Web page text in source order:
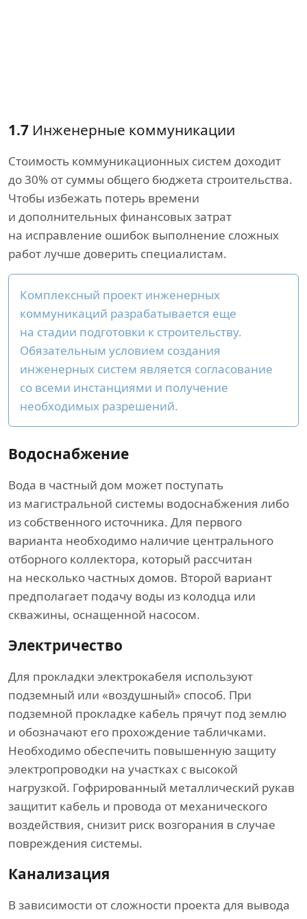
1.7 Инженерные коммуникации
Стоимость коммуникационных систем доходит
до 30% от суммы общего бюджета строительства.
Чтобы избежать потерь времени
и дополнительных финансовых затрат
на исправление ошибок выполнение сложных
работ лучше доверить специалистам.
Комплексный проект инженерных
коммуникаций разрабатывается еще
на стадии подготовки к строительству.
Обязательным условием создания
инженерных систем является согласование
со всеми инстанциями и получение
необходимых разрешений.
Водоснабжение
Вода в частный дом может поступать
из магистральной системы водоснабжения либо
из собственного источника. Для первого
варианта необходимо наличие центрального
отборного коллектора, который рассчитан
на несколько частных домов. Второй вариант
предполагает подачу воды из колодца или
скважины, оснащенной насосом.
Электричество
Для прокладки электрокабеля используют
подземный или «воздушный» способ. При
подземной прокладке кабель прячут под землю
и обозначают его прохождение табличками.
Необходимо обеспечить повышенную защиту
электропроводки на участках с высокой
нагрузкой. Гофрированный металлический рукав
защитит кабель и провода от механического
воздействия, снизит риск возгорания в случае
повреждения системы.
Канализация
В зависимости от сложности проекта для вывода